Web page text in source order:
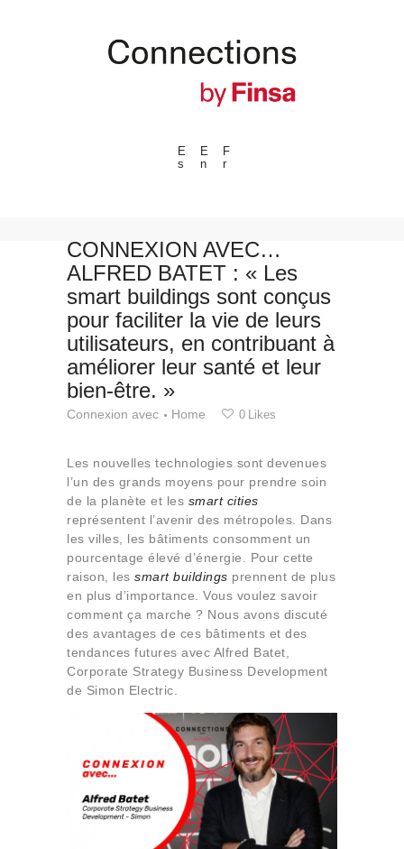
E
s
E
n
F
r
---ENLACES---
Événements
Espaces
Matériels
Technologie
Connexion avec
Collaborations
Qui sommes-nous
CONNEXION AVEC…
ALFRED BATET : « Les
smart buildings sont conçus
pour faciliter la vie de leurs
utilisateurs, en contribuant à
améliorer leur santé et leur
bien-être. »
Connexion avec Home 0 Likes
Les nouvelles technologies sont devenues
l’un des grands moyens pour prendre soin
de la planète et les smart cities
représentent l’avenir des métropoles. Dans
les villes, les bâtiments consomment un
pourcentage élevé d’énergie. Pour cette
raison, les smart buildings prennent de plus
en plus d’importance. Vous voulez savoir
comment ça marche ? Nous avons discuté
des avantages de ces bâtiments et des
tendances futures avec Alfred Batet,
Corporate Strategy Business Development
de Simon Electric.